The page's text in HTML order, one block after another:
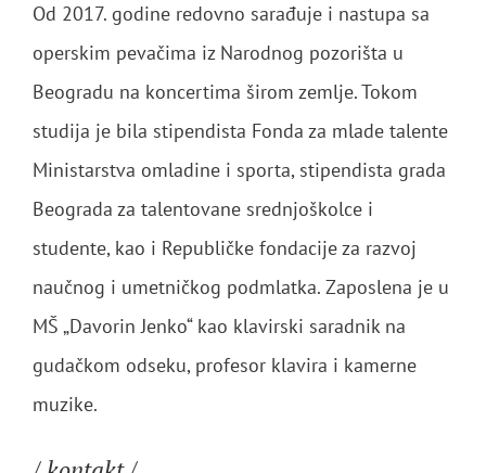
Od 2017. godine redovno sarađuje i nastupa sa
operskim pevačima iz Narodnog pozorišta u
Beogradu na koncertima širom zemlje. Tokom
studija je bila stipendista Fonda za mlade talente
Ministarstva omladine i sporta, stipendista grada
Beograda za talentovane srednjoškolce i
studente, kao i Republičke fondacije za razvoj
naučnog i umetničkog podmlatka. Zaposlena je u
MŠ „Davorin Jenko“ kao klavirski saradnik na
gudačkom odseku, profesor klavira i kamerne
muzike.